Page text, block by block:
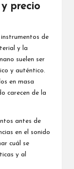
precio
de
y la
suelen ser
y auténtico.
en masa
carecen de la
antes de
en el sonido
cuál se
y al